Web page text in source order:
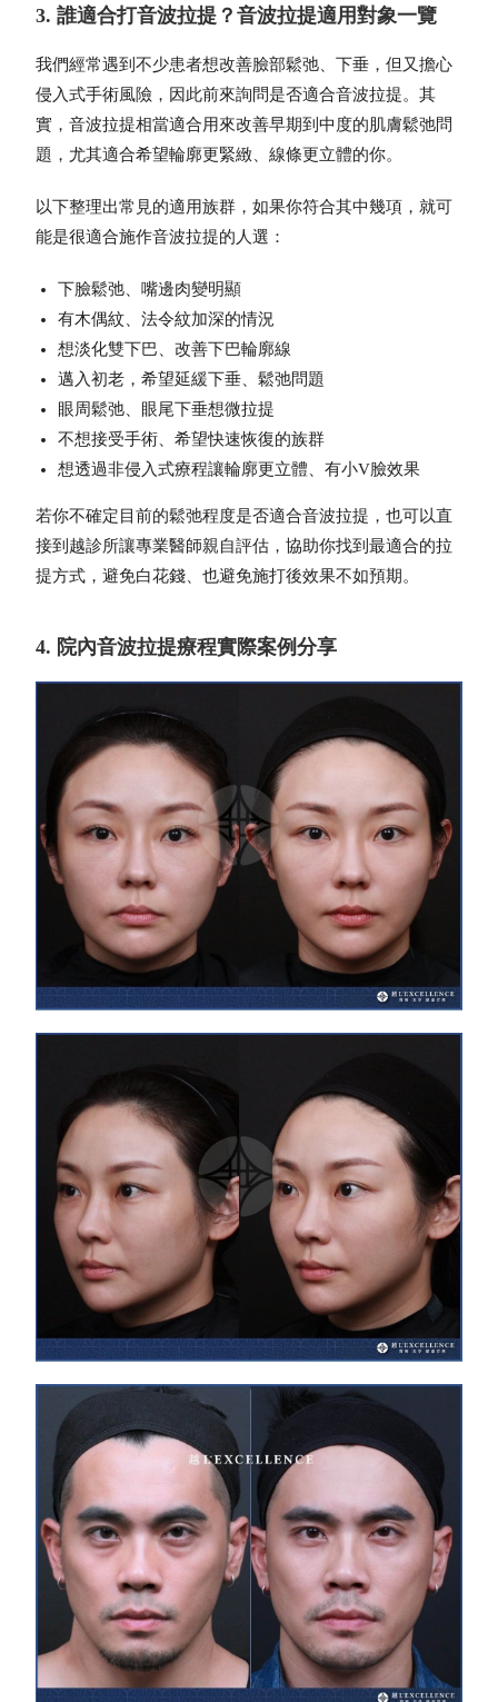
3. 誰適合打音波拉提？音波拉提適用對象一覽
我們經常遇到不少患者想改善臉部鬆弛、下垂，但又擔心
侵入式手術風險，因此前來詢問是否適合音波拉提。其
實，音波拉提相當適合用來改善早期到中度的肌膚鬆弛問
題，尤其適合希望輪廓更緊緻、線條更立體的你。
以下整理出常見的適用族群，如果你符合其中幾項，就可
能是很適合施作音波拉提的人選：
下臉鬆弛、嘴邊肉變明顯
有木偶紋、法令紋加深的情況
想淡化雙下巴、改善下巴輪廓線
邁入初老，希望延緩下垂、鬆弛問題
眼周鬆弛、眼尾下垂想微拉提
不想接受手術、希望快速恢復的族群
想透過非侵入式療程讓輪廓更立體、有小V臉效果
若你不確定目前的鬆弛程度是否適合音波拉提，也可以直
接到越診所讓專業醫師親自評估，協助你找到最適合的拉
提方式，避免白花錢、也避免施打後效果不如預期。
4. 院內音波拉提療程實際案例分享